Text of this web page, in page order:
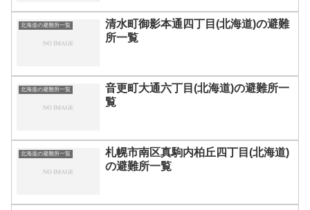
北海道の避難所一覧
清水町御影本通四丁目(北海道)の避難
所一覧
北海道の避難所一覧
音更町大通六丁目(北海道)の避難所一
覧
北海道の避難所一覧
札幌市南区真駒内柏丘四丁目(北海道)
の避難所一覧